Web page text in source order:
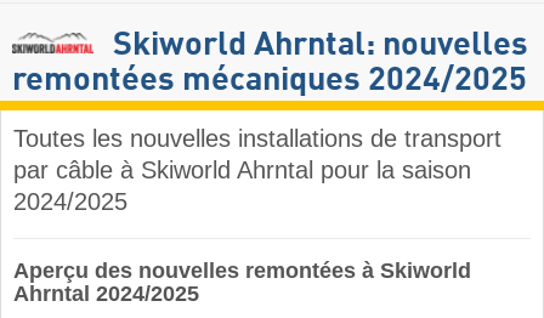
Skiworld Ahrntal: nouvelles
remontées mécaniques 2024/2025
Toutes les nouvelles installations de transport
par câble à Skiworld Ahrntal pour la saison
2024/2025
Aperçu des nouvelles remontées à Skiworld
Ahrntal 2024/2025